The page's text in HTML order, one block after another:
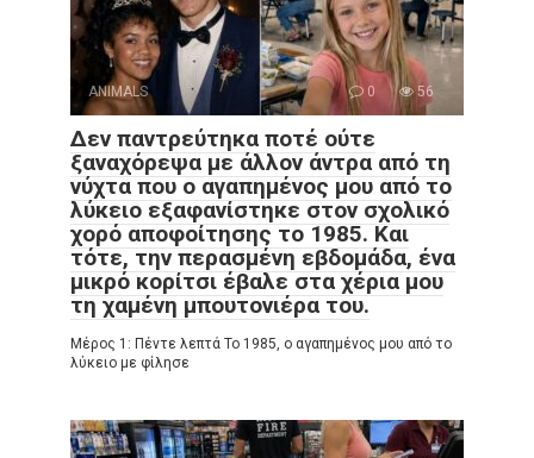
ANIMALS 0 56
Δεν παντρεύτηκα ποτέ ούτε
ξαναχόρεψα με άλλον άντρα από τη
νύχτα που ο αγαπημένος μου από το
λύκειο εξαφανίστηκε στον σχολικό
χορό αποφοίτησης το 1985. Και
τότε, την περασμένη εβδομάδα, ένα
μικρό κορίτσι έβαλε στα χέρια μου
τη χαμένη μπουτονιέρα του.
Μέρος 1: Πέντε λεπτά Το 1985, ο αγαπημένος μου από το
λύκειο με φίλησε